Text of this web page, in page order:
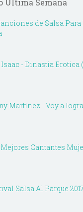
de Salsa
- Dinastia Erotica
Martínez - Voy a
Cantantes
Salsa Al Parque